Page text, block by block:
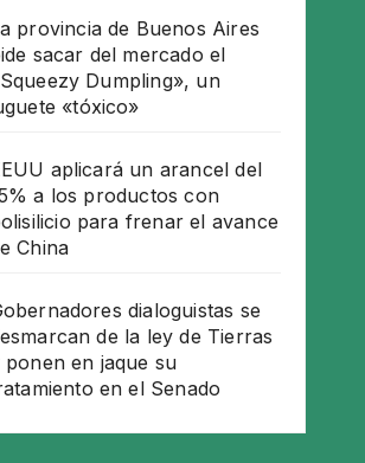
provincia de Buenos Aires
sacar del mercado el
Dumpling», un
«tóxico»
aplicará un arancel del
a los productos con
para frenar el avance
China
dialoguistas se
de la ley de Tierras
ponen en jaque su
en el Senado